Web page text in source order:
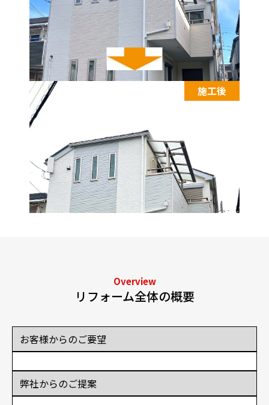
施工後
Overview
リフォーム全体の概要
お客様からのご要望
弊社からのご提案